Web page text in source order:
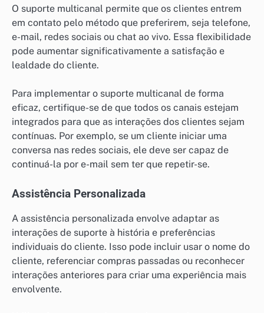
O suporte multicanal permite que os clientes entrem
em contato pelo método que preferirem, seja telefone,
e-mail, redes sociais ou chat ao vivo. Essa flexibilidade
pode aumentar significativamente a satisfação e
lealdade do cliente.
Para implementar o suporte multicanal de forma
eficaz, certifique-se de que todos os canais estejam
integrados para que as interações dos clientes sejam
contínuas. Por exemplo, se um cliente iniciar uma
conversa nas redes sociais, ele deve ser capaz de
continuá-la por e-mail sem ter que repetir-se.
Assistência Personalizada
A assistência personalizada envolve adaptar as
interações de suporte à história e preferências
individuais do cliente. Isso pode incluir usar o nome do
cliente, referenciar compras passadas ou reconhecer
interações anteriores para criar uma experiência mais
envolvente.